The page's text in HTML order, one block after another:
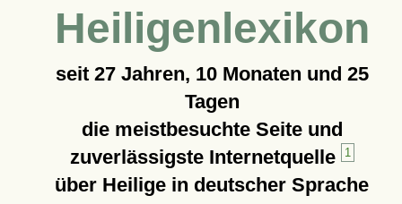
Heiligenlexikon
seit 27 Jahren, 10 Monaten und 25
Tagen
die meistbesuchte Seite und
zuverlässigste Internetquelle
1
über Heilige in deutscher Sprache